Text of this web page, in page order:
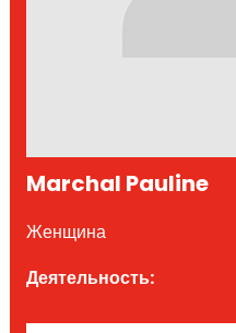
Marchal Pauline
Женщина
Деятельность: